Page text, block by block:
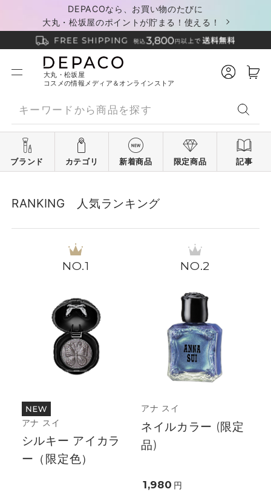
DEPACOなら、お買い物のたびに
大丸・松坂屋のポイントが貯まる！使える！
大丸・松坂屋
コスメの情報メディア＆オンラインストア
ブランド カテゴリ 新着商品 限定商品 記事
RANKING 人気ランキング
1
アナ スイ
シルキー アイカラ
ー（限定色）
2
アナ スイ
ネイルカラー (限定
品)
1,980 円